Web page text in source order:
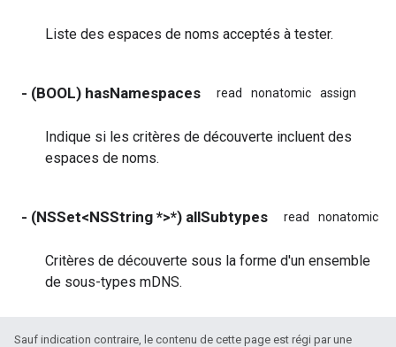
Liste des espaces de noms acceptés à tester.
- (BOOL) hasNamespaces read nonatomic assign
Indique si les critères de découverte incluent des
espaces de noms.
- (NSSet<NSString *>*) allSubtypes read nonatomic
Critères de découverte sous la forme d'un ensemble
de sous-types mDNS.
Sauf indication contraire, le contenu de cette page est régi par une